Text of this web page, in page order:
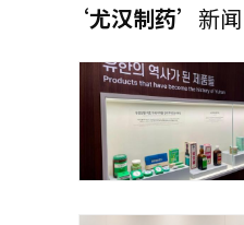
‘尤汉制药’ 新闻